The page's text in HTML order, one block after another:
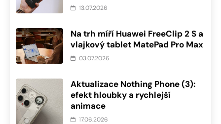
13.07.2026
Na trh míří Huawei FreeClip 2 S a
vlajkový tablet MatePad Pro Max
03.07.2026
Aktualizace Nothing Phone (3):
efekt hloubky a rychlejší
animace
17.06.2026